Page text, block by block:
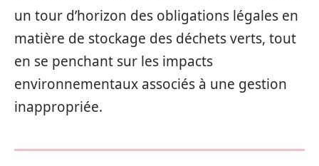
un tour d’horizon des obligations légales en
matière de stockage des déchets verts, tout
en se penchant sur les impacts
environnementaux associés à une gestion
inappropriée.